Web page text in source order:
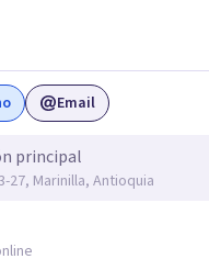
Email
principal
27, Marinilla, Antioquia